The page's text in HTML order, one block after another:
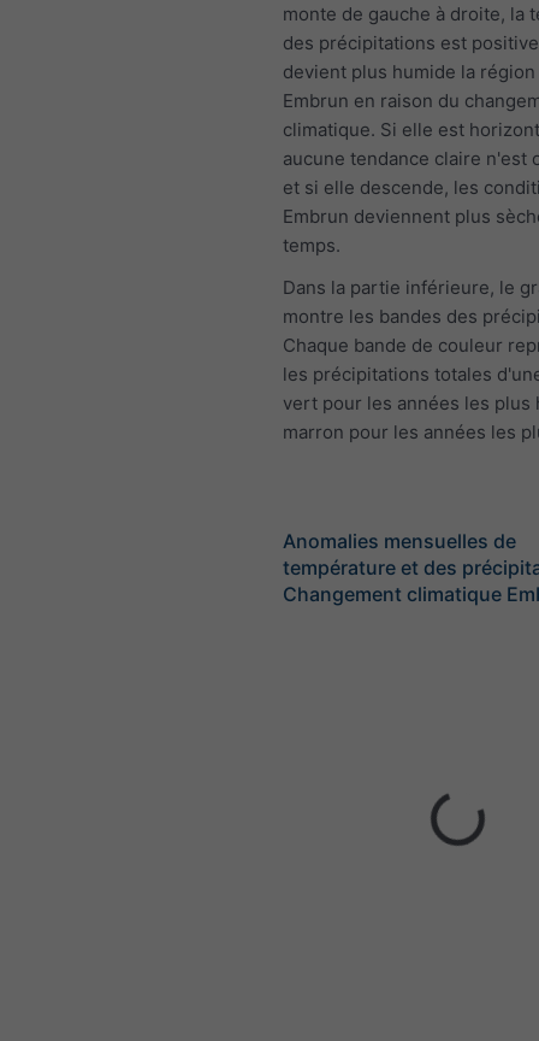
monte de gauche à droite, la
des précipitations est
devient plus humide la
Embrun en raison du
climatique. Si elle est
aucune tendance claire n'est
et si elle descende, les
Embrun deviennent plus
temps.
Dans la partie inférieure, le
montre les bandes des
Chaque bande de couleur
les précipitations totales
vert pour les années les plus
marron pour les années les
Anomalies mensuelles de
température et des
Changement climatique